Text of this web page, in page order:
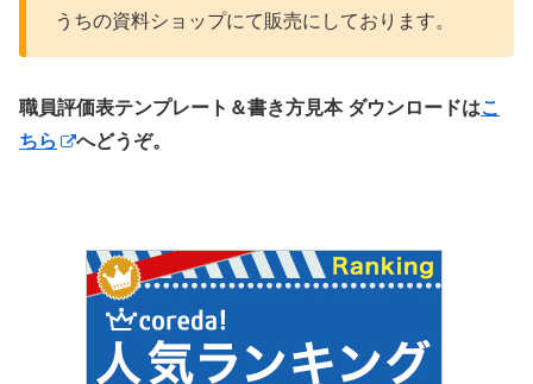
うちの資料ショップにて販売にしております。
職員評価表テンプレート＆書き方見本 ダウンロードはこ
ちら
へどうぞ。